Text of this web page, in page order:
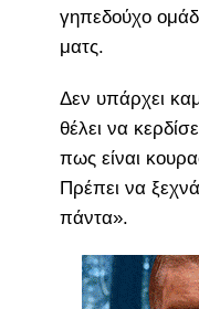
γηπεδούχο
ματς.
Δεν υπάρχει
θέλει να
πως είναι
Πρέπει να
πάντα».